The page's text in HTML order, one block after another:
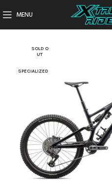
MENU
SOLD O
UT
SPECIALIZED